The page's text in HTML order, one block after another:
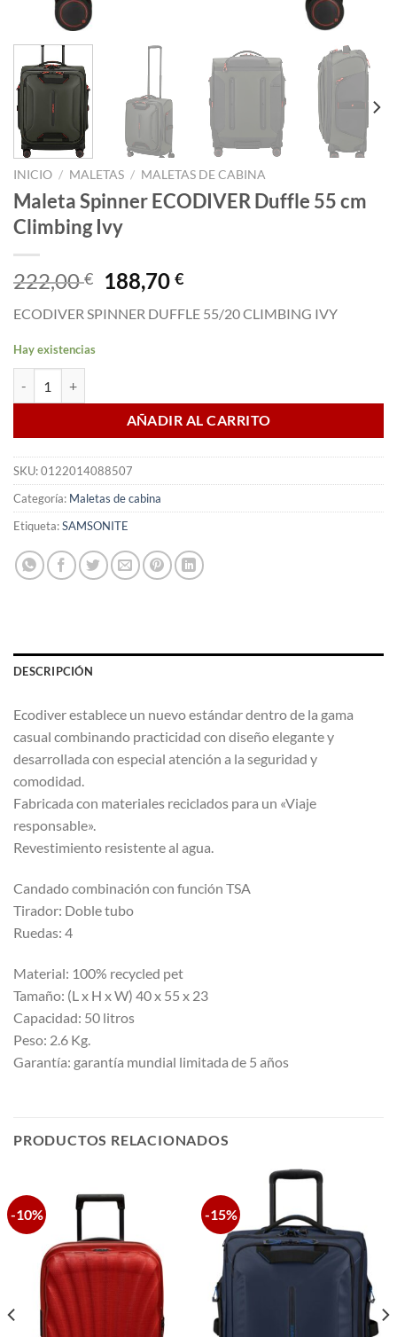
INICIO / MALETAS / MALETAS DE CABINA
Maleta Spinner ECODIVER Duffle 55 cm
Climbing Ivy
222,00€
El
precio
original
188,70€El
actual
ECODIVER SPINNER DUFFLE 55/20 CLIMBING IVY
Hay existencias
AÑADIR AL CARRITO
SKU:0122014088507
Categoría: Maletas de cabina
Etiqueta:SAMSONITE
DESCRIPCIÓN
Ecodiver establece un nuevo estándar dentro de la gama
casual combinando practicidad con diseño elegante y
desarrollada con especial atención a la seguridad y
comodidad.
Fabricada con materiales reciclados para un «Viaje
responsable».
Revestimiento resistente al agua.
Candado combinación con función TSA
Tirador: Doble tubo
Ruedas: 4
Material: 100% recycled pet
Tamaño: (L x H x W) 40 x 55 x 23
Capacidad: 50 litros
Peso: 2.6 Kg.
Garantía: garantía mundial limitada de 5 años
PRODUCTOS RELACIONADOS
-10% -15%